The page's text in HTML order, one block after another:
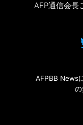
AFP通信会長
AFPBB News
の